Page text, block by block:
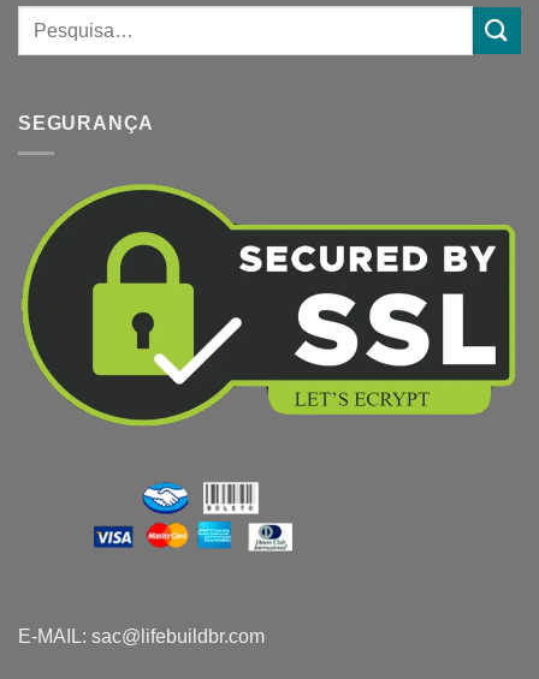
SEGURANÇA
E-MAIL: sac@lifebuildbr.com